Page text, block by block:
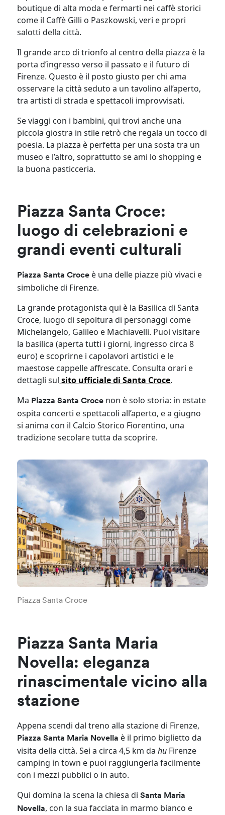
boutique di alta moda e fermarti nei caffè storici
come il Caffè Gilli o Paszkowski, veri e propri
salotti della città.
Il grande arco di trionfo al centro della piazza è la
porta d’ingresso verso il passato e il futuro di
Firenze. Questo è il posto giusto per chi ama
osservare la città seduto a un tavolino all’aperto,
tra artisti di strada e spettacoli improvvisati.
Se viaggi con i bambini, qui trovi anche una
piccola giostra in stile retrò che regala un tocco di
poesia. La piazza è perfetta per una sosta tra un
museo e l’altro, soprattutto se ami lo shopping e
la buona pasticceria.
Piazza Santa Croce:
luogo di celebrazioni e
grandi eventi culturali
Piazza Santa Croce è una delle piazze più vivaci e
simboliche di Firenze.
La grande protagonista qui è la Basilica di Santa
Croce, luogo di sepoltura di personaggi come
Michelangelo, Galileo e Machiavelli. Puoi visitare
la basilica (aperta tutti i giorni, ingresso circa 8
euro) e scoprirne i capolavori artistici e le
maestose cappelle affrescate. Consulta orari e
dettagli sul sito ufficiale di Santa Croce.
Ma Piazza Santa Croce non è solo storia: in estate
ospita concerti e spettacoli all’aperto, e a giugno
si anima con il Calcio Storico Fiorentino, una
tradizione secolare tutta da scoprire.
Piazza Santa Croce
Piazza Santa Maria
Novella: eleganza
rinascimentale vicino alla
stazione
Appena scendi dal treno alla stazione di Firenze,
Piazza Santa Maria Novella è il primo biglietto da
visita della città. Sei a circa 4,5 km dahu Firenze
camping in town e puoi raggiungerla facilmente
con i mezzi pubblici o in auto.
Qui domina la scena la chiesa diSanta Maria
Novella, con la sua facciata in marmo bianco e